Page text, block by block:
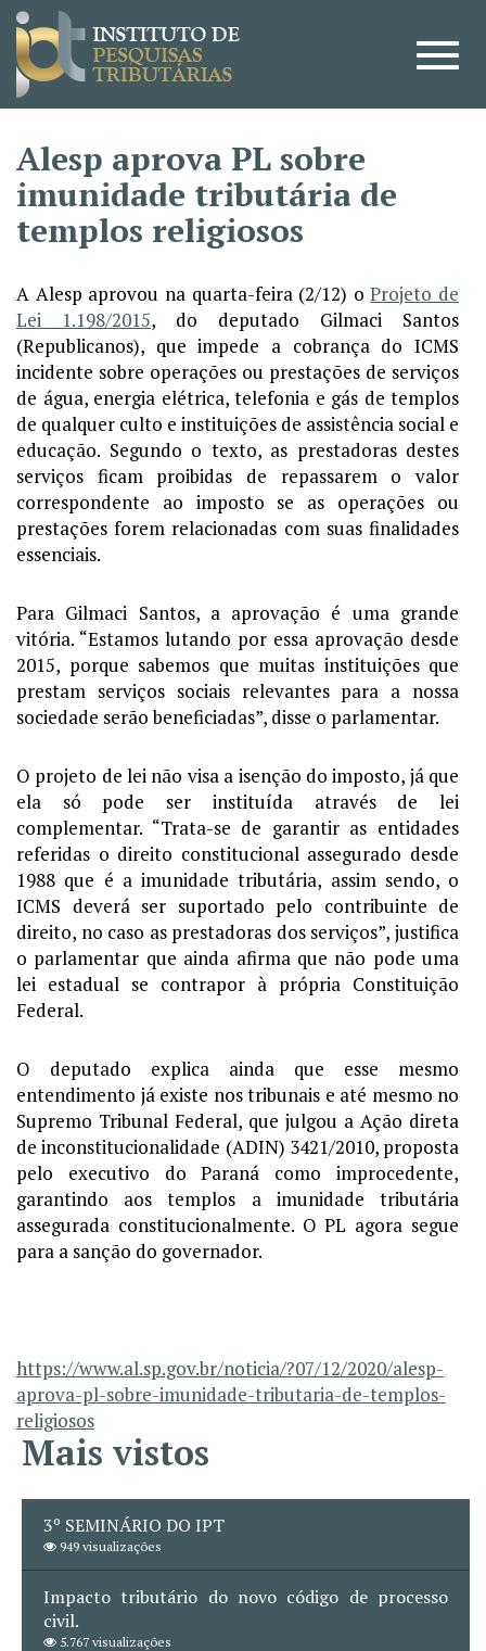
Alesp aprova PL sobre
imunidade tributária de
templos religiosos
A Alesp aprovou na quarta-feira (2/12) oProjeto de
Lei 1.198/2015, do deputado Gilmaci Santos
(Republicanos), que impede a cobrança do ICMS
incidente sobre operações ou prestações de serviços
de água, energia elétrica, telefonia e gás de templos
de qualquer culto e instituições de assistência social e
educação. Segundo o texto, as prestadoras destes
serviços ficam proibidas de repassarem o valor
correspondente ao imposto se as operações ou
prestações forem relacionadas com suas finalidades
essenciais.
Para Gilmaci Santos, a aprovação é uma grande
vitória. “Estamos lutando por essa aprovação desde
2015, porque sabemos que muitas instituições que
prestam serviços sociais relevantes para a nossa
sociedade serão beneficiadas”, disse o parlamentar.
O projeto de lei não visa a isenção do imposto, já que
ela só pode ser instituída através de lei
complementar. “Trata-se de garantir as entidades
referidas o direito constitucional assegurado desde
1988 que é a imunidade tributária, assim sendo, o
ICMS deverá ser suportado pelo contribuinte de
direito, no caso as prestadoras dos serviços”, justifica
o parlamentar que ainda afirma que não pode uma
lei estadual se contrapor à própria Constituição
Federal.
O deputado explica ainda que esse mesmo
entendimento já existe nos tribunais e até mesmo no
Supremo Tribunal Federal, que julgou a Ação direta
de inconstitucionalidade (ADIN) 3421/2010, proposta
pelo executivo do Paraná como improcedente,
garantindo aos templos a imunidade tributária
assegurada constitucionalmente. O PL agora segue
para a sanção do governador.
https://www.al.sp.gov.br/noticia/?07/12/2020/alesp-
aprova-pl-sobre-imunidade-tributaria-de-templos-
religiosos
Mais vistos
3º SEMINÁRIO DO IPT
949 visualizações
Impacto tributário do novo código de processo
civil.
5.767 visualizações